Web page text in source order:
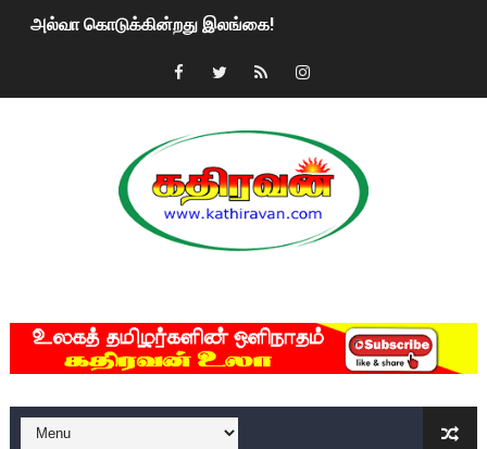
அல்வா கொடுக்கின்றது இலங்கை!
2ஆம் நாள் உக்ரைன் யுத்தம்!! எங்களைத் தனிமையில்
மகிந்த ராஜபக்சே பதவி விலக திட்டம்?
ரவுடி பேபிக்கு நடந்த தரமான சம்பவம்.. ஆபாச வீடியோக்களால்
குண்டை தூக்கிப்போட்ட ஆய்வு…. இந்தியாவின் “கோவிஷீல்டு”
யாழில் தமிழின தலைவர் பிரபாகரனின் பிறந்தநாளை
ஏர்போர்ட்டில் உதைத்த நபர் யார், என்ன நடந்தது?: உண்மையை